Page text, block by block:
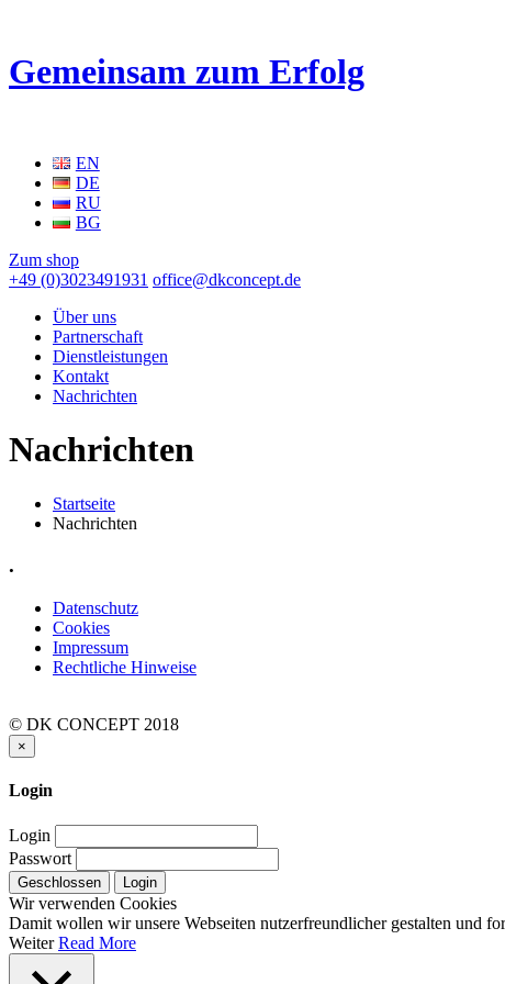
Gemeinsam zum Erfolg
EN
DE
RU
BG
Zum shop
+49 (0)3023491931 office@dkconcept.de
Über uns
Partnerschaft
Dienstleistungen
Kontakt
Nachrichten
Nachrichten
Startseite
Nachrichten
.
Datenschutz
Cookies
Impressum
Rechtliche Hinweise
© DK CONCEPT 2018
×
Login
Login
Passwort
Geschlossen Login
Wir verwenden Cookies
Damit wollen wir unsere Webseiten nutzerfreundlicher gestalten und
Weiter Read More